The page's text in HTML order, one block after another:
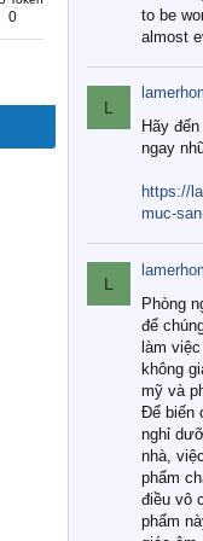
0
to be
almost
L
Hãy
ngay
https://
muc-
L
Phòng
để
làm
không
mỹ và
Để biến
nghỉ
nhà,
phẩm
điều vô
phẩm